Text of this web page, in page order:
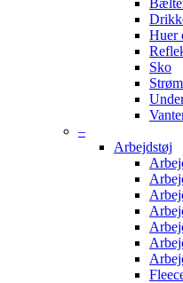
Huer
Sko
–
Arbejdstøj